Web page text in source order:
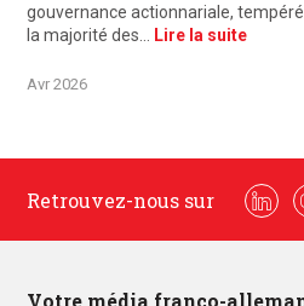
gouvernance actionnariale,
la majorité des…
Lire la suite
Avr 2026
Retrouvez-nous sur
Votre média franco-